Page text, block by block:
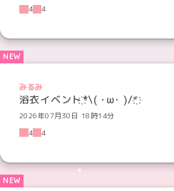
4
4
みるみ
浴衣イベント҉*\( ･ω･ )/*҉
2026年07月30日 18時14分
4
4